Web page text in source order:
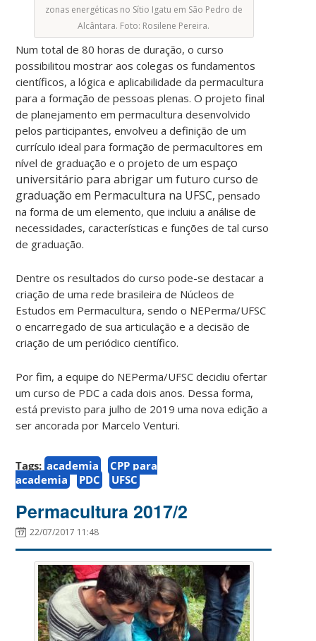
zonas energéticas no Sítio Igatu em São Pedro de
Alcântara. Foto: Rosilene Pereira.
Num total de 80 horas de duração, o curso
possibilitou mostrar aos colegas os fundamentos
científicos, a lógica e aplicabilidade da permacultura
para a formação de pessoas plenas. O projeto final
de planejamento em permacultura desenvolvido
pelos participantes, envolveu a definição de um
currículo ideal para formação de permacultores em
nível de graduação e o projeto de umespaço
universitário para abrigar um futuro curso de
graduação em Permacultura na UFSC, pensado
na forma de um elemento, que incluiu a análise de
necessidades, características e funções de tal curso
de graduação.
Dentre os resultados do curso pode-se destacar a
criação de uma rede brasileira de Núcleos de
Estudos em Permacultura, sendo o NEPerma/UFSC
o encarregado de sua articulação e a decisão de
criação de um periódico científico.
Por fim, a equipe do NEPerma/UFSC decidiu ofertar
um curso de PDC a cada dois anos. Dessa forma,
está previsto para julho de 2019 uma nova edição a
ser ancorada por Marcelo Venturi.
Tags: academia
CPP para
academia
PDC UFSC
Permacultura 2017/2
22/07/2017 11:48